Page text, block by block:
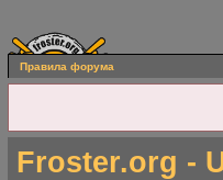
Правила форума
Froster.org -